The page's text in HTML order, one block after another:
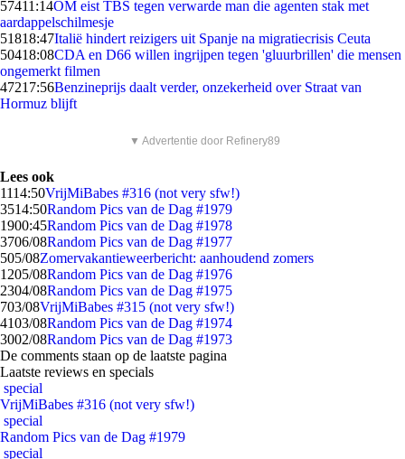
57411:14OM eist TBS tegen verwarde man die agenten stak met
aardappelschilmesje
51818:47Italië hindert reizigers uit Spanje na migratiecrisis Ceuta
50418:08CDA en D66 willen ingrijpen tegen 'gluurbrillen' die mensen
ongemerkt filmen
47217:56Benzineprijs daalt verder, onzekerheid over Straat van
Hormuz blijft
▼ Advertentie door Refinery89
Lees ook
1114:50VrijMiBabes #316 (not very sfw!)
3514:50Random Pics van de Dag #1979
1900:45Random Pics van de Dag #1978
3706/08Random Pics van de Dag #1977
505/08Zomervakantieweerbericht: aanhoudend zomers
1205/08Random Pics van de Dag #1976
2304/08Random Pics van de Dag #1975
703/08VrijMiBabes #315 (not very sfw!)
4103/08Random Pics van de Dag #1974
3002/08Random Pics van de Dag #1973
De comments staan op de laatste pagina
Laatste reviews en specials
special
VrijMiBabes #316 (not very sfw!)
special
Random Pics van de Dag #1979
special